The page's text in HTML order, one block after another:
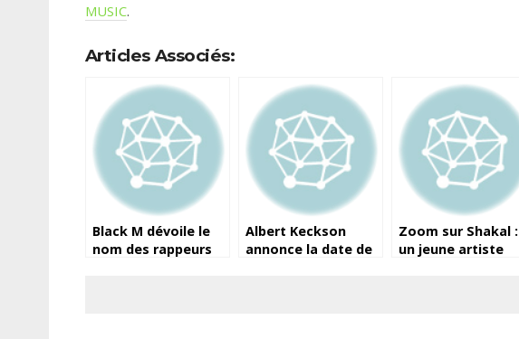
MUSIC.
Articles Associés:
Black M dévoile le
nom des rappeurs
Albert Keckson
annonce la date de
Zoom sur Shakal :
un jeune artiste